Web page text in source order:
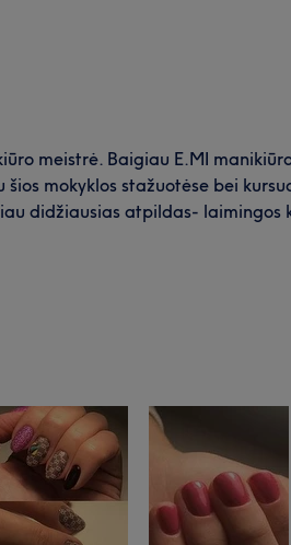
meistrė. Baigiau E.MI
mokyklos stažuotėse bei
didžiausias atpildas- laimingos